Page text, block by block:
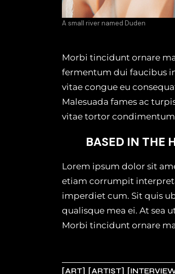
A small river named Duden
Morbi tincidunt ornare
fermentum dui faucibus
vitae congue eu
Malesuada fames ac
vitae tortor
BASED IN THE
Lorem ipsum dolor sit
etiam corrumpit
imperdiet cum. Sit quis
qualisque mea ei. At sea
Morbi tincidunt ornare
ART ARTIST